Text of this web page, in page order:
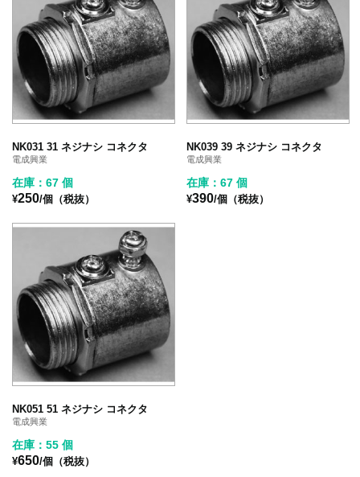
NK031 31 ネジナシ コネクタ
電成興業
在庫：67 個
¥250/個（税抜）
NK039 39 ネジナシ コネクタ
電成興業
在庫：67 個
¥390/個（税抜）
NK051 51 ネジナシ コネクタ
電成興業
在庫：55 個
¥650/個（税抜）